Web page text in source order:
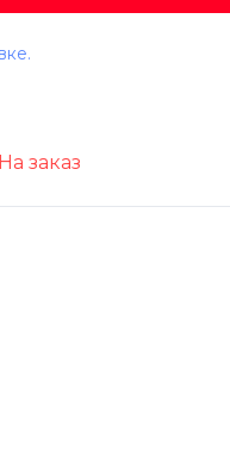
На заказ